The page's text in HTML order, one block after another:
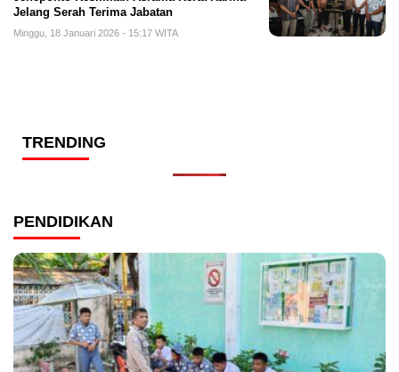
Jelang Serah Terima Jabatan
Minggu, 18 Januari 2026 - 15:17 WITA
TRENDING
PENDIDIKAN